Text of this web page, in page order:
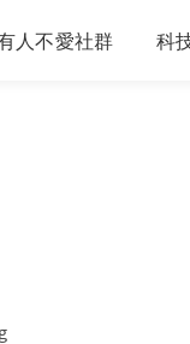
人不愛社群 科